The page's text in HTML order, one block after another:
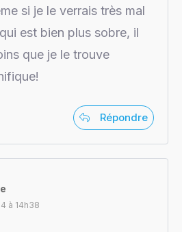
si je le verrais très mal
est bien plus sobre, il
que je le trouve
Répondre
à 14h38